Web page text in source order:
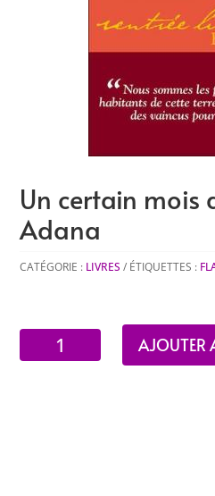
Un certain mois
Adana
CATÉGORIE : LIVRES ÉTIQUETTES :
quantité
de
AJOUTER